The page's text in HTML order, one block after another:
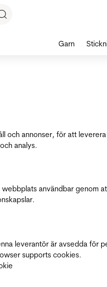
och annonser, för att
analys.
användbar genom
leverantör är avsedda för
supports cookies.
Garn